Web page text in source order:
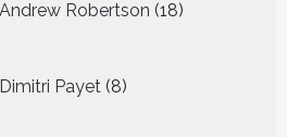
Andrew Robertson 18
producten
Dimitri Payet 8
producten